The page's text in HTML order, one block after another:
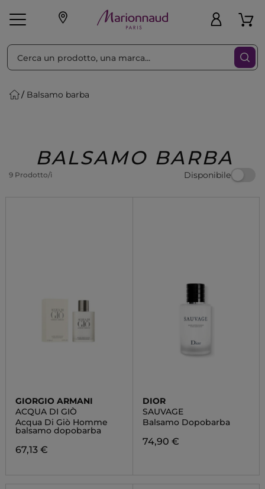
Make-up Profumi
Regalo
Balsamo barba
BALSAMO BARBA
9 Prodotto/i Disponibile
Ordina per Filtra
GIORGIO ARMANI
ACQUA DI GIÒ
Acqua Di Giò Homme
balsamo dopobarba
67,13 €
DIOR
SAUVAGE
Balsamo Dopobarba
74,90 €